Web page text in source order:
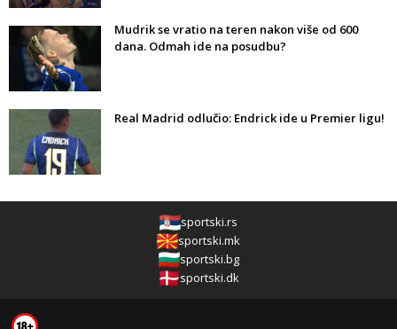
Mudrik se vratio na teren nakon više od 600
dana. Odmah ide na posudbu?
Real Madrid odlučio: Endrick ide u Premier ligu!
sportski.rs
sportski.mk
sportski.bg
sportski.dk